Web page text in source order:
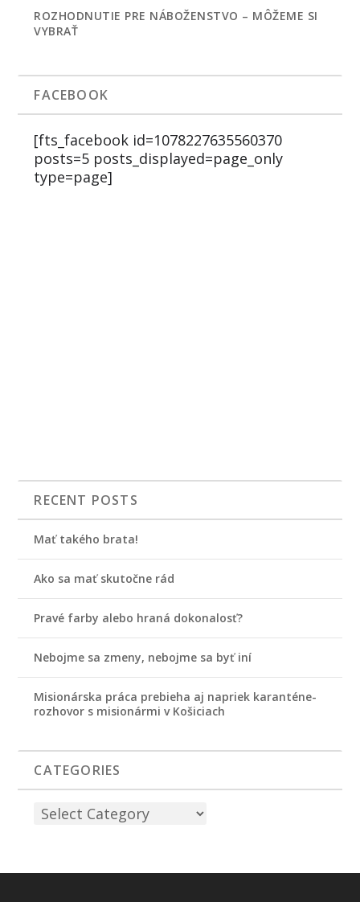
ROZHODNUTIE PRE NÁBOŽENSTVO – MÔŽEME SI
VYBRAŤ
FACEBOOK
[fts_facebook id=1078227635560370
posts=5 posts_displayed=page_only
type=page]
RECENT POSTS
Mať takého brata!
Ako sa mať skutočne rád
Pravé farby alebo hraná dokonalosť?
Nebojme sa zmeny, nebojme sa byť iní
Misionárska práca prebieha aj napriek karanténe-
rozhovor s misionármi v Košiciach
CATEGORIES